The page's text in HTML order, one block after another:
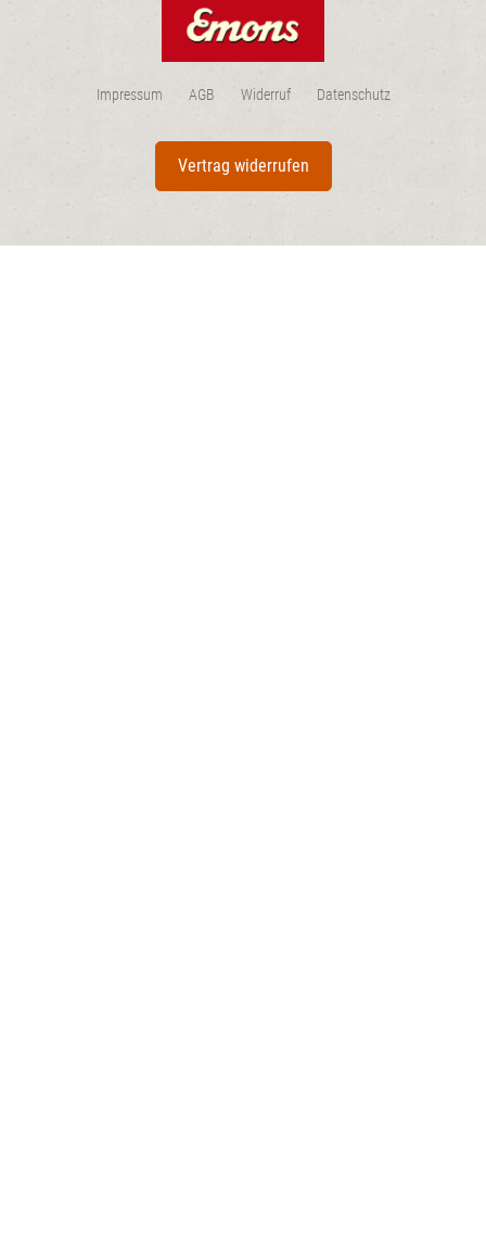
Impressum AGB Widerruf Datenschutz
Vertrag widerrufen